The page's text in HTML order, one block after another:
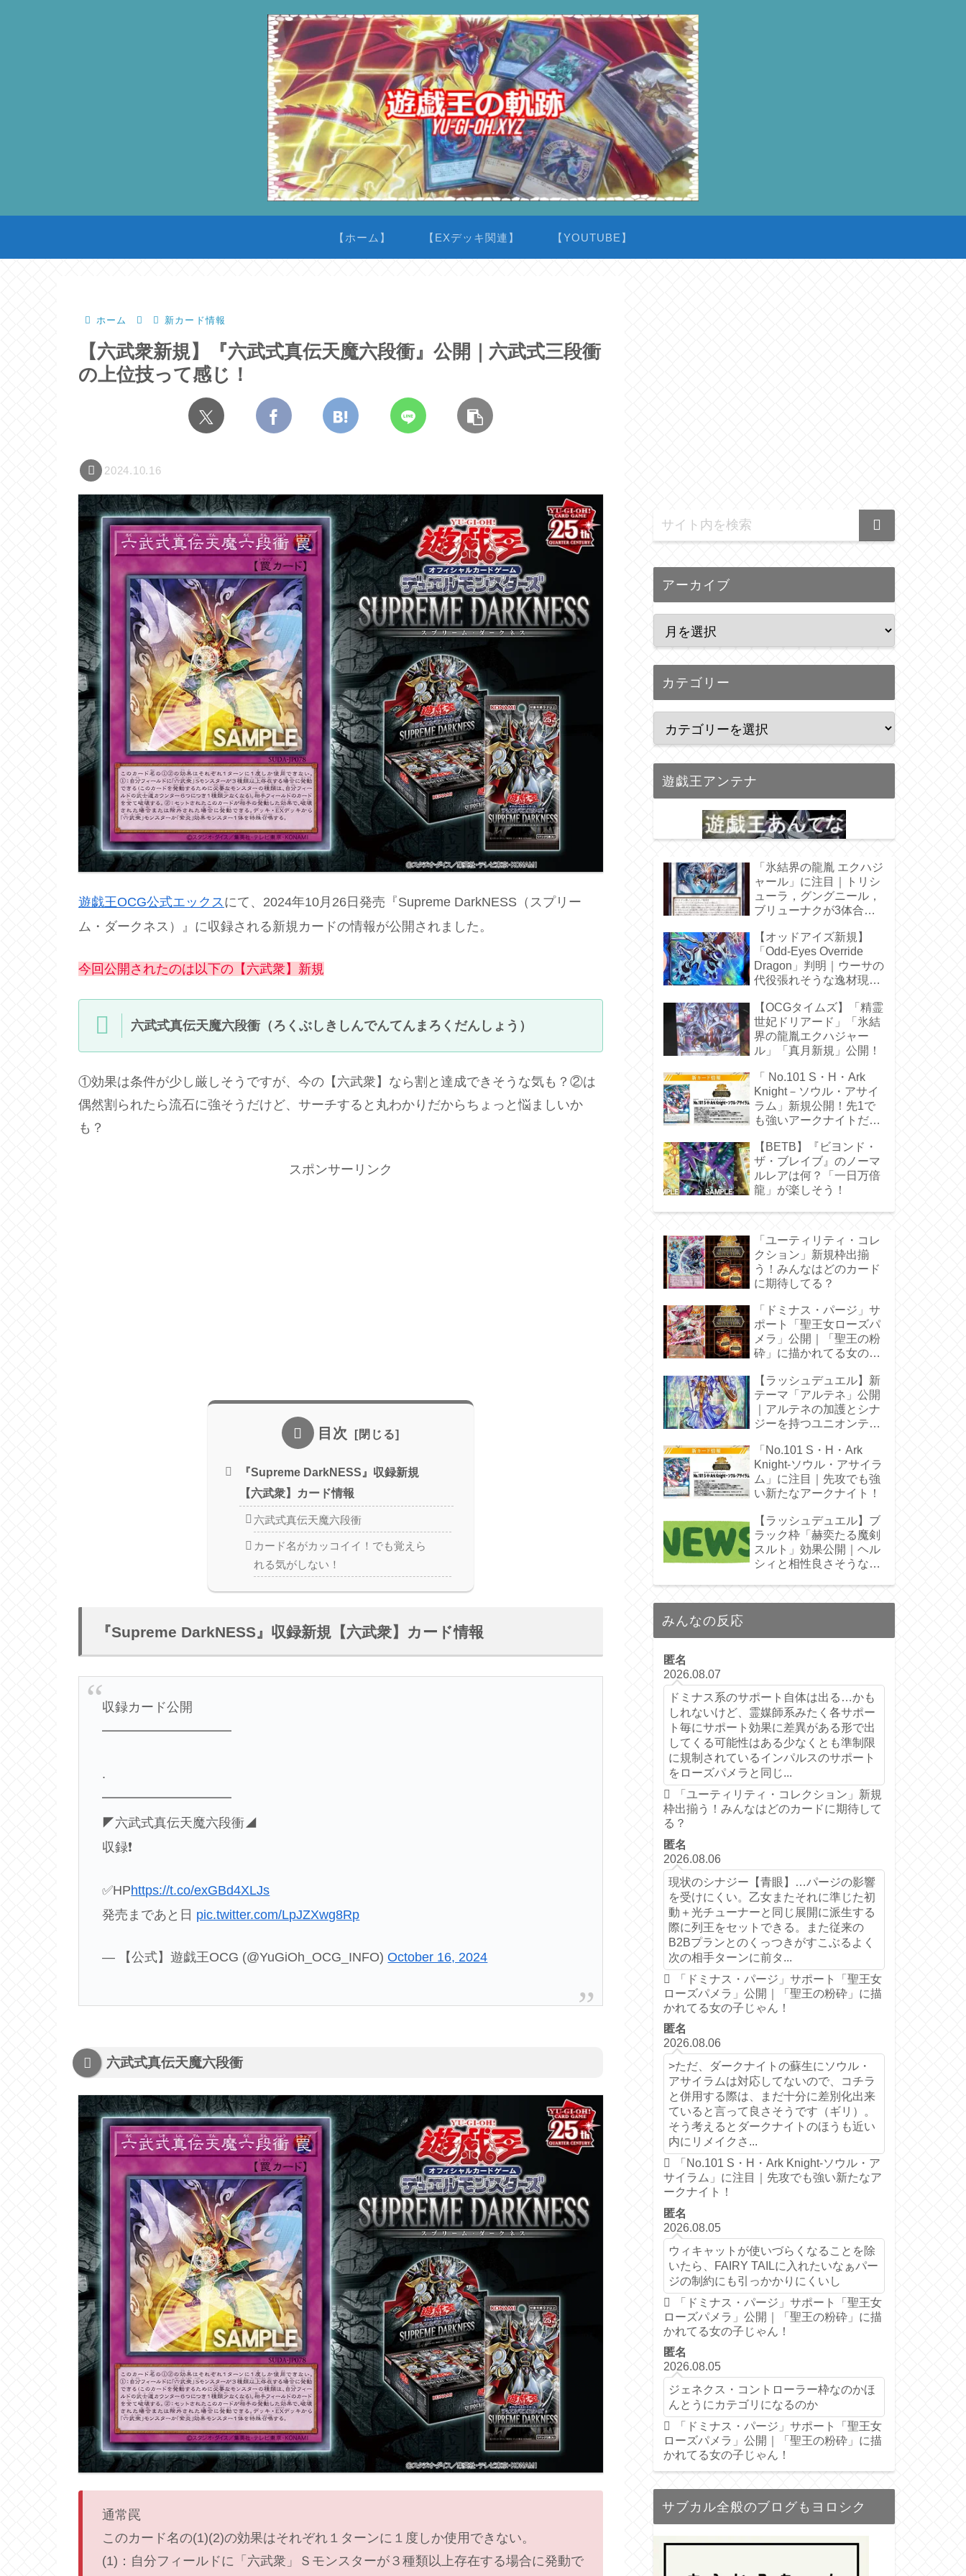
【ホーム】 【EXデッキ関連】 【YOUTUBE】
ホーム 新カード情報
【六武衆新規】『六武式真伝天魔六段衝』公開｜六武式三段衝
の上位技って感じ！
2024.10.16
遊戯王OCG公式エックス にて、2024年10月26日発売『Supreme DarkNESS（スプリー
ム・ダークネス）』に収録される新規カードの情報が公開されました。
今回公開されたのは以下の【六武衆】新規
六武式真伝天魔六段衝（ろくぶしきしんでんてんまろくだんしょう）
①効果は条件が少し厳しそうですが、今の【六武衆】なら割と達成できそうな気も？②は
偶然割られたら流石に強そうだけど、サーチすると丸わかりだからちょっと悩ましいか
も？
スポンサーリンク
目次
『Supreme DarkNESS』収録新規
【六武衆】カード情報
六武式真伝天魔六段衝
カード名がカッコイイ！でも覚えら
れる気がしない！
『Supreme DarkNESS』収録新規【六武衆】カード情報
収録カード公開
━━━━━━━━━━
.
━━━━━━━━━━
◤六武式真伝天魔六段衝◢
収録❗️
✅HPhttps://t.co/exGBd4XLJs
発売まであと日 pic.twitter.com/LpJZXwg8Rp
— 【公式】遊戯王OCG (@YuGiOh_OCG_INFO)October 16, 2024
六武式真伝天魔六段衝
通常罠
このカード名の(1)(2)の効果はそれぞれ１ターンに１度しか使用できない。
(1)：自分フィールドに「六武衆」Ｓモンスターが３種類以上存在する場合に発動で
アーカイブ
カテゴリー
遊戯王アンテナ
「氷結界の龍胤 エクハジ
ャール」に注目｜トリシ
ューラ，グングニール，
ブリューナクが3体合
【オッドアイズ新規】
「Odd-Eyes Override
Dragon」判明｜ウーサの
代役張れそうな逸材現
【OCGタイムズ】「精霊
世妃ドリアード」「氷結
界の龍胤エクハジャー
ル」「真月新規」公開！
「 No.101 S・H・Ark
Knight－ソウル・アサイ
ラム」新規公開！先1で
も強いアークナイトだ
【BETB】『ビヨンド・
ザ・ブレイブ』のノーマ
ルレアは何？「一日万倍
龍」が楽しそう！
「ユーティリティ・コレ
クション」新規枠出揃
う！みんなはどのカード
に期待してる？
「ドミナス・パージ」サ
ポート「聖王女ローズパ
メラ」公開｜「聖王の粉
砕」に描かれてる女の子
【ラッシュデュエル】新
テーマ「アルテネ」公開
｜アルテネの加護とシナ
ジーを持つユニオンテー
「No.101 S・H・Ark
Knight-ソウル・アサイラ
ム」に注目｜先攻でも強
い新たなアークナイト！
【ラッシュデュエル】ブ
ラック枠「赫奕たる魔剣
スルト」効果公開｜ヘル
シィと相性良さそうなレ
みんなの反応
匿名
2026.08.07
ドミナス系のサポート自体は出る…かも
しれないけど、霊媒師系みたく各サポー
ト毎にサポート効果に差異がある形で出
してくる可能性はある少なくとも準制限
に規制されているインパルスのサポート
をローズパメラと同じ...
「ユーティリティ・コレクション」新規
枠出揃う！みんなはどのカードに期待して
る？
匿名
2026.08.06
現状のシナジー【青眼】…パージの影響
を受けにくい。乙女またそれに準じた初
動＋光チューナーと同じ展開に派生する
際に列王をセットできる。また従来の
B2Bプランとのくっつきがすこぶるよく
次の相手ターンに前タ...
「ドミナス・パージ」サポート「聖王女
ローズパメラ」公開｜「聖王の粉砕」に描
かれてる女の子じゃん！
匿名
2026.08.06
>ただ、ダークナイトの蘇生にソウル・
アサイラムは対応してないので、コチラ
と併用する際は、まだ十分に差別化出来
ていると言って良さそうです（ギリ）。
そう考えるとダークナイトのほうも近い
内にリメイクさ...
「No.101 S・H・Ark Knight-ソウル・ア
サイラム」に注目｜先攻でも強い新たなア
ークナイト！
匿名
2026.08.05
ウィキャットが使いづらくなることを除
いたら、FAIRY TAILに入れたいなぁパー
ジの制約にも引っかかりにくいし
「ドミナス・パージ」サポート「聖王女
ローズパメラ」公開｜「聖王の粉砕」に描
かれてる女の子じゃん！
匿名
2026.08.05
ジェネクス・コントローラー枠なのかほ
んとうにカテゴリになるのか
「ドミナス・パージ」サポート「聖王女
ローズパメラ」公開｜「聖王の粉砕」に描
かれてる女の子じゃん！
サブカル全般のブログもヨロシク